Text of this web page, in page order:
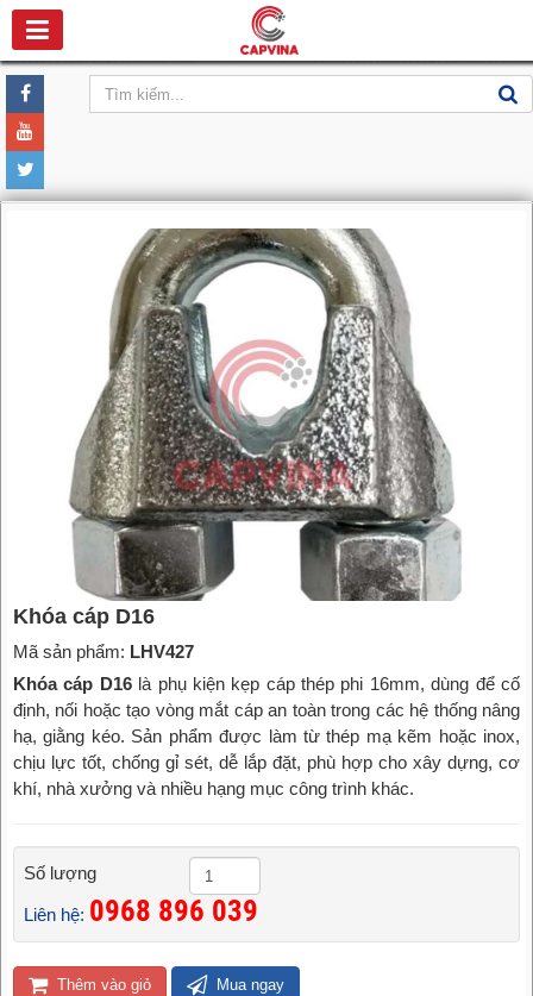
Khóa cáp D16
Mã sản phẩm: LHV427
Khóa cáp D16là phụ kiện kẹp cáp thép phi 16mm, dùng để cố
định, nối hoặc tạo vòng mắt cáp an toàn trong các hệ thống nâng
hạ, giằng kéo. Sản phẩm được làm từ thép mạ kẽm hoặc inox,
chịu lực tốt, chống gỉ sét, dễ lắp đặt, phù hợp cho xây dựng, cơ
khí, nhà xưởng và nhiều hạng mục công trình khác.
Số lượng
Liên hệ: 0968 896 039
Thêm vào giỏ Mua ngay